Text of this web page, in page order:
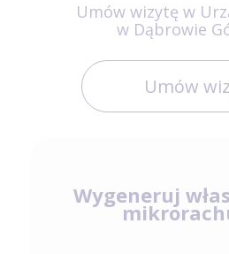
Umów wizytę w
w Dąbrowie
Umów
Wygeneruj